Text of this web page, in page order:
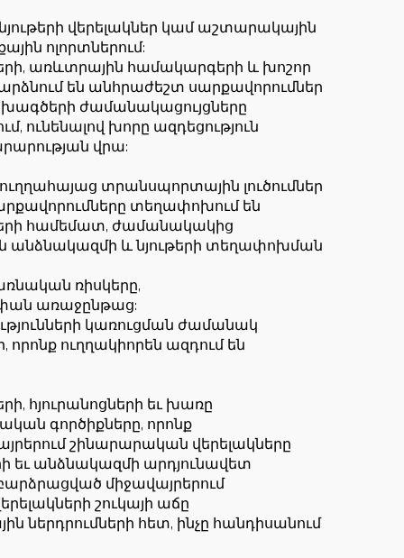
վերելակներ կամ աշտարակային
ոլորտներում:
առևտրային համակարգերի և խոշոր
են անհրաժեշտ սարքավորումներ
ժամանակացույցները
ունենալով խորը ազդեցություն
վրա:
տրանսպորտային լուծումներ
տեղափոխում են
համեմատ, ժամանակակից
անձնակազմի և նյութերի տեղափոխման
ռիսկերը,
առաջընթաց:
կառուցման ժամանակ
ուղղակիորեն ազդում են
հյուրանոցների եւ խառը
գործիքները, որոնք
շինարարական վերելակները
եւ անձնակազմի արդյունավետ
միջավայրերում
շուկայի աճը
ներդրումների հետ, ինչը հանդիսանում